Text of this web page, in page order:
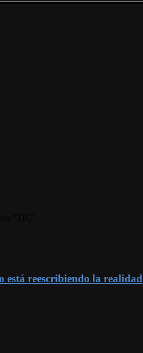
está reescribiendo la realidad